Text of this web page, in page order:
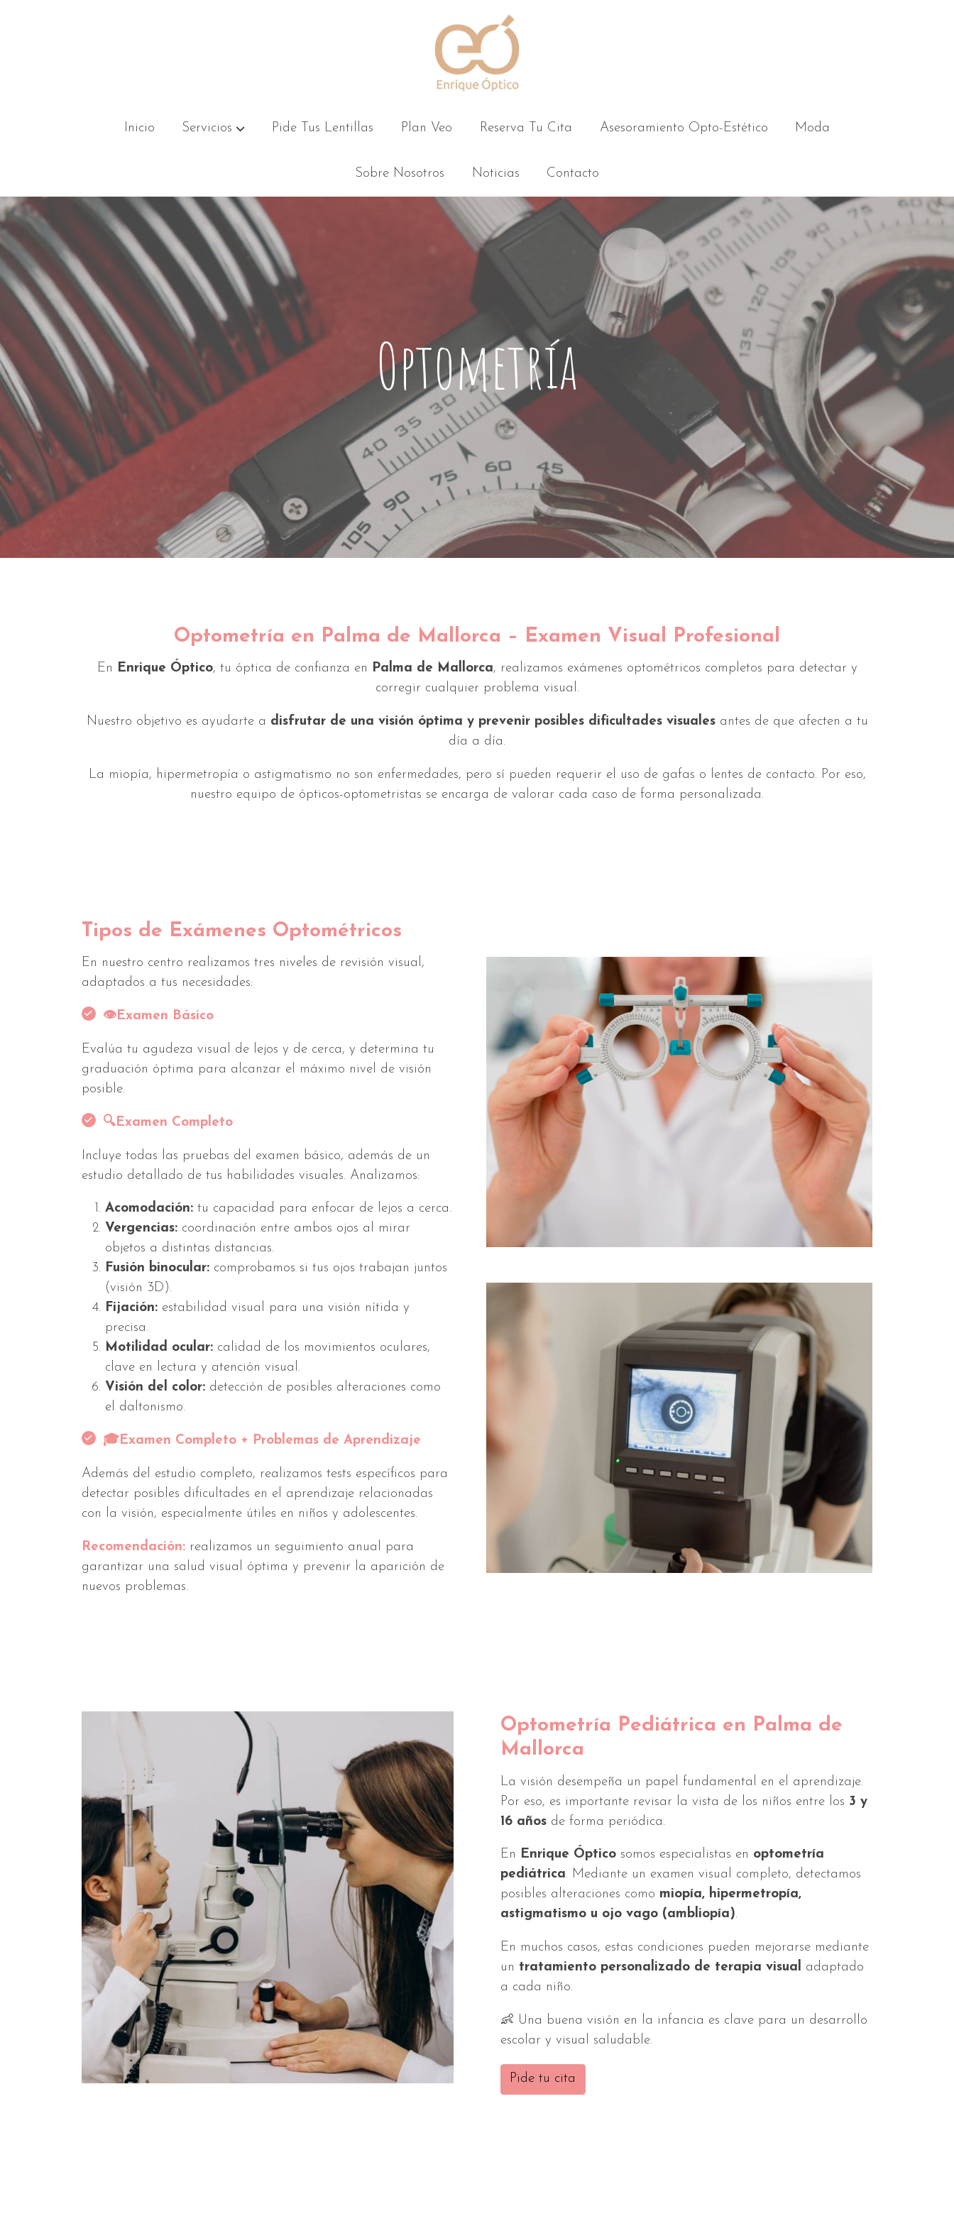
Inicio Servicios Pide Tus Lentillas Plan Veo Reserva Tu Cita Asesoramiento Opto-Estético Moda
Sobre Nosotros Noticias Contacto
Optometría
Optometría en Palma de Mallorca – Examen Visual Profesional
En Enrique Óptico, tu óptica de confianza en Palma de Mallorca, realizamos exámenes optométricos completos para detectar y
corregir cualquier problema visual.
Nuestro objetivo es ayudarte a disfrutar de una visión óptima y prevenir posibles dificultades visualesantes de que afecten a tu
día a día.
La miopía, hipermetropía o astigmatismo no son enfermedades, pero sí pueden requerir el uso de gafas o lentes de contacto. Por eso,
nuestro equipo de ópticos-optometristas se encarga de valorar cada caso de forma personalizada.
Tipos de Exámenes Optométricos
En nuestro centro realizamos tres niveles de revisión visual,
adaptados a tus necesidades:
👁️Examen Básico
Evalúa tu agudeza visual de lejos y de cerca, y determina tu
graduación óptima para alcanzar el máximo nivel de visión
posible.
🔍Examen Completo
Incluye todas las pruebas del examen básico, además de un
estudio detallado de tus habilidades visuales. Analizamos:
Acomodación: tu capacidad para enfocar de lejos a cerca.
Vergencias: coordinación entre ambos ojos al mirar
objetos a distintas distancias.
Fusión binocular: comprobamos si tus ojos trabajan juntos
(visión 3D).
Fijación: estabilidad visual para una visión nítida y
precisa.
Motilidad ocular: calidad de los movimientos oculares,
clave en lectura y atención visual.
Visión del color: detección de posibles alteraciones como
el daltonismo.
🎓Examen Completo + Problemas de Aprendizaje
Además del estudio completo, realizamos tests específicos para
detectar posibles dificultades en el aprendizaje relacionadas
con la visión, especialmente útiles en niños y adolescentes.
Recomendación:realizamos un seguimiento anual para
garantizar una salud visual óptima y prevenir la aparición de
nuevos problemas.
Optometría Pediátrica en Palma de
Mallorca
La visión desempeña un papel fundamental en el aprendizaje.
Por eso, es importante revisar la vista de los niños entre los 3 y
16 añosde forma periódica.
En Enrique Ópticosomos especialistas en optometría
pediátrica. Mediante un examen visual completo, detectamos
posibles alteraciones como miopía, hipermetropía,
astigmatismo u ojo vago (ambliopía).
En muchos casos, estas condiciones pueden mejorarse mediante
un tratamiento personalizado de terapia visual adaptado
a cada niño.
👶 Una buena visión en la infancia es clave para un desarrollo
escolar y visual saludable.
Pide tu cita